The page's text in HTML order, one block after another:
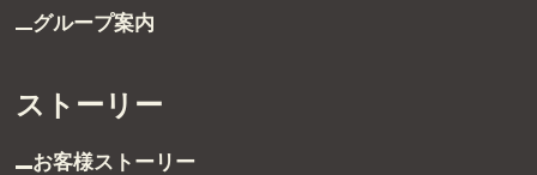
グループ案内
ストーリー
お客様ストーリー
〒144-0035